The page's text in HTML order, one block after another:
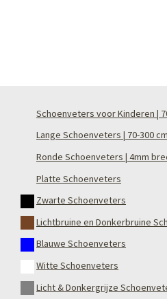
Schoenveters voor Kinderen |
Lange Schoenveters | 70-300 cm
Ronde Schoenveters | 4mm
Platte Schoenveters
Zwarte Schoenveters
Lichtbruine en Donkerbruine
Blauwe Schoenveters
Witte Schoenveters
Licht & Donkergrijze